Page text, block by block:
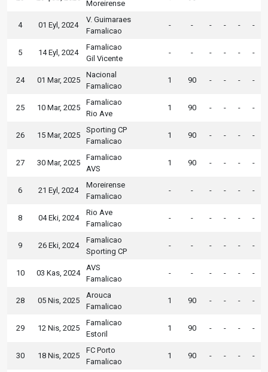
Moreirense
4 01 Eyl, 2024
V. Guimaraes
Famalicao
- - - - - -
5 14 Eyl, 2024
Famalicao
Gil Vicente
- - - - - -
24 01 Mar, 2025
Nacional
Famalicao
1 90 - - - -
25 10 Mar, 2025
Famalicao
Rio Ave
1 90 - - - -
26 15 Mar, 2025
Sporting CP
Famalicao
1 90 - - - -
27 30 Mar, 2025
Famalicao
AVS
1 90 - - - -
6 21 Eyl, 2024
Moreirense
Famalicao
- - - - - -
8 04 Eki, 2024
Rio Ave
Famalicao
- - - - - -
9 26 Eki, 2024
Famalicao
Sporting CP
- - - - - -
10 03 Kas, 2024
AVS
Famalicao
- - - - - -
28 05 Nis, 2025
Arouca
Famalicao
1 90 - - - -
29 12 Nis, 2025
Famalicao
Estoril
1 90 - - - -
30 18 Nis, 2025
FC Porto
Famalicao
1 90 - - - -